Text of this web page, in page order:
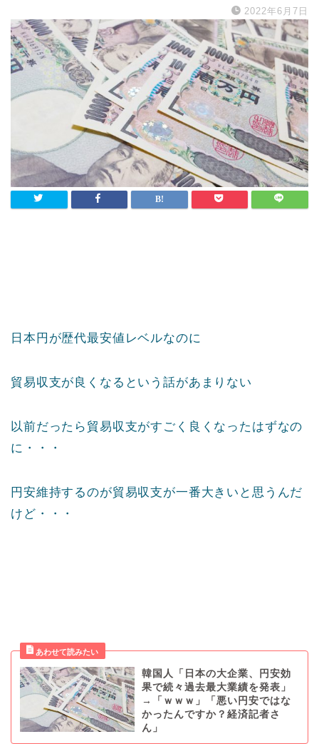
2022年6月7日
日本円が歴代最安値レベルなのに
貿易収支が良くなるという話があまりない
以前だったら貿易収支がすごく良くなったはずなの
に・・・
円安維持するのが貿易収支が一番大きいと思うんだ
けど・・・
韓国人「日本の大企業、円安効
果で続々過去最大業績を発表」
→「ｗｗｗ」「悪い円安ではな
かったんですか？経済記者さ
ん」